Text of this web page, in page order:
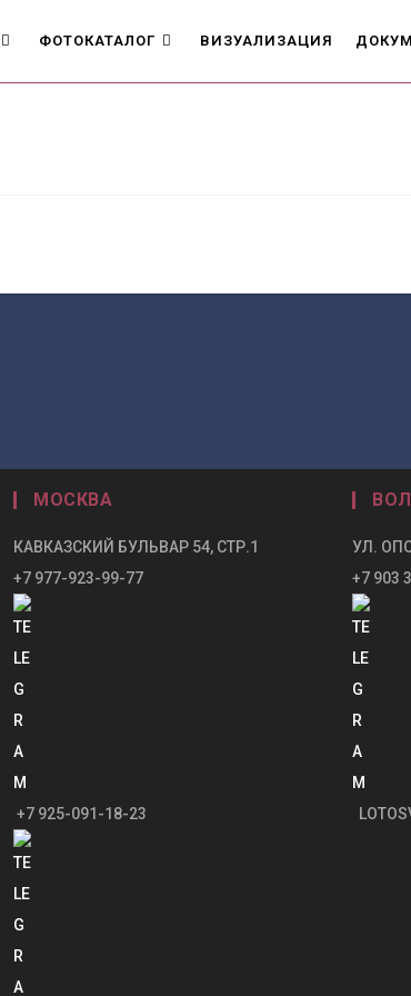
ФОТОКАТАЛОГ ВИЗУАЛИЗАЦИЯ
МОСКВА
КАВКАЗСКИЙ БУЛЬВАР 54, СТР.1
+7 977-923-99-77
+7 925-091-18-23
УЛ.
+7 903